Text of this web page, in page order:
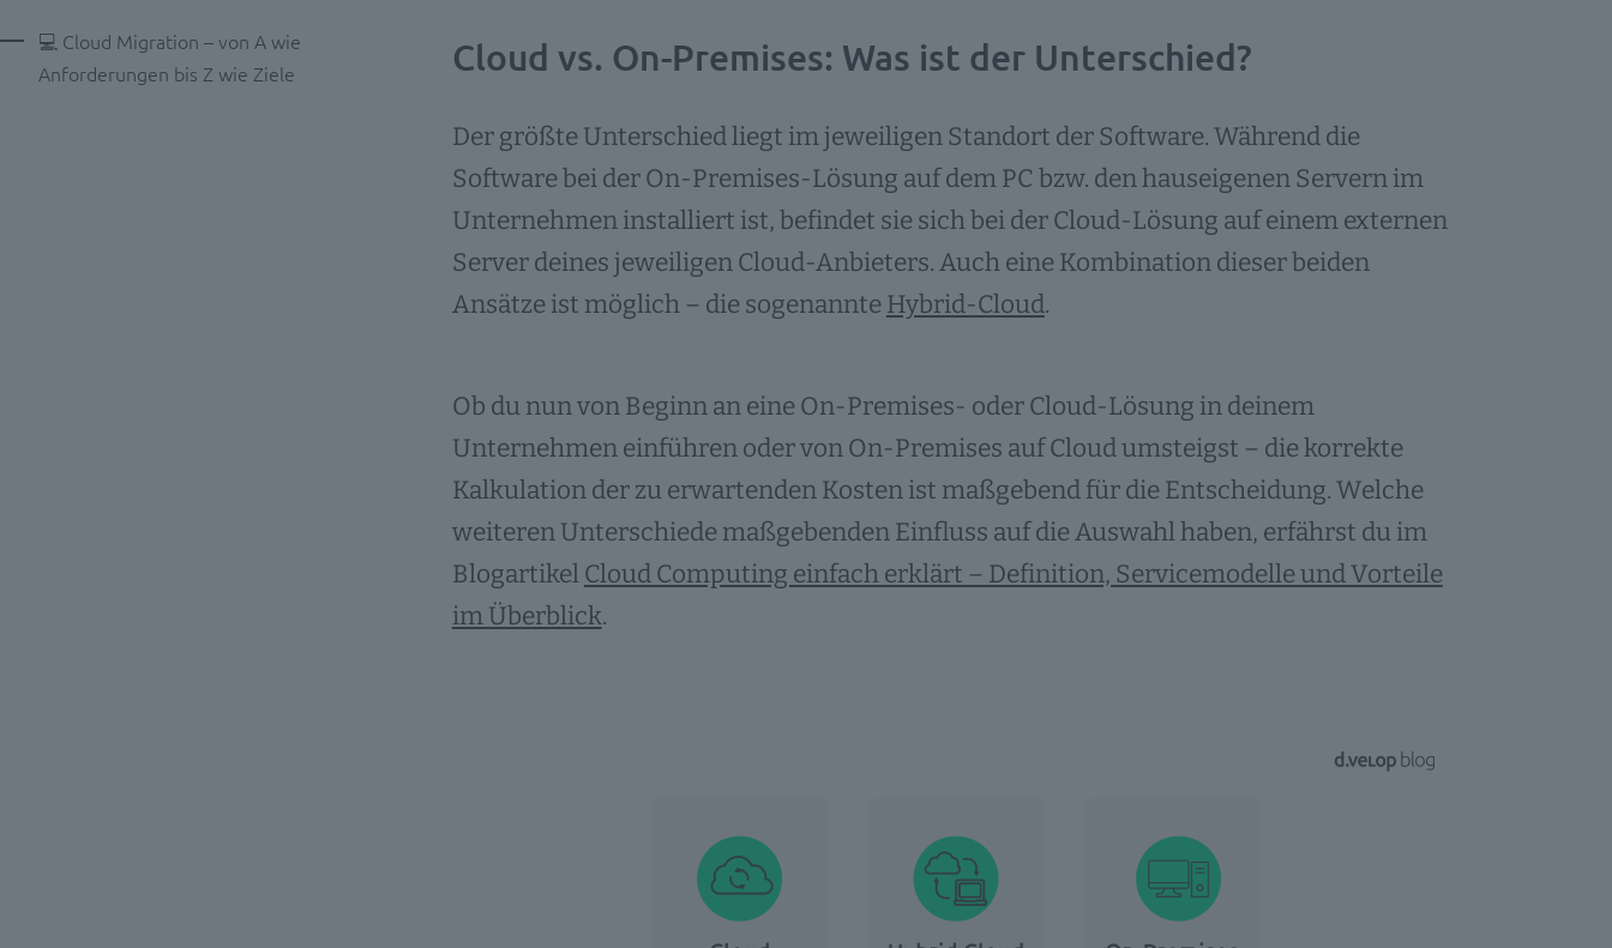
💻 Cloud Migration – von A wie
Anforderungen bis Z wie Ziele
Cloud vs. On-Premises: Was ist der Unterschied?
Der größte Unterschied liegt im jeweiligen Standort der Software. Während die
Software bei der On-Premises-Lösung auf dem PC bzw. den hauseigenen Servern im
Unternehmen installiert ist, befindet sie sich bei der Cloud-Lösung auf einem externen
Server deines jeweiligen Cloud-Anbieters. Auch eine Kombination dieser beiden
Ansätze ist möglich – die sogenannteHybrid-Cloud.
Ob du nun von Beginn an eine On-Premises- oder Cloud-Lösung in deinem
Unternehmen einführen oder von On-Premises auf Cloud umsteigst – die korrekte
Kalkulation der zu erwartenden Kosten ist maßgebend für die Entscheidung. Welche
weiteren Unterschiede maßgebenden Einfluss auf die Auswahl haben, erfährst du im
BlogartikelCloud Computing einfach erklärt – Definition, Servicemodelle und Vorteile
im Überblick.